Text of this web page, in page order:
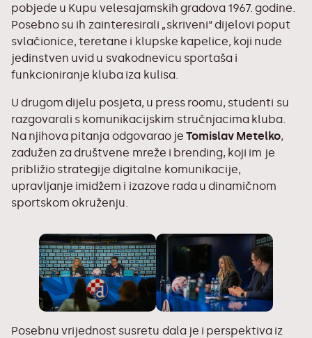
pobjede u Kupu velesajamskih gradova 1967. godine.
Posebno su ih zainteresirali „skriveni“ dijelovi poput
svlačionice, teretane i klupske kapelice, koji nude
jedinstven uvid u svakodnevicu sportaša i
funkcioniranje kluba iza kulisa.
U drugom dijelu posjeta, u press roomu, studenti su
razgovarali s komunikacijskim stručnjacima kluba.
Na njihova pitanja odgovarao je Tomislav Metelko,
zadužen za društvene mreže i brending, koji im je
približio strategije digitalne komunikacije,
upravljanje imidžem i izazove rada u dinamičnom
sportskom okruženju.
Posebnu vrijednost susretu dala je i perspektiva iz